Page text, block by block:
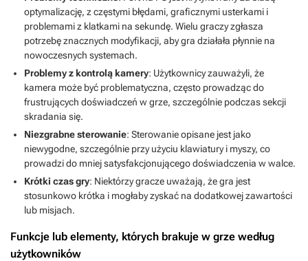
optymalizację, z częstymi błędami, graficznymi usterkami i
problemami z klatkami na sekundę. Wielu graczy zgłasza
potrzebę znacznych modyfikacji, aby gra działała płynnie na
nowoczesnych systemach.
Problemy z kontrolą kamery: Użytkownicy zauważyli, że
kamera może być problematyczna, często prowadząc do
frustrujących doświadczeń w grze, szczególnie podczas sekcji
skradania się.
Niezgrabne sterowanie: Sterowanie opisane jest jako
niewygodne, szczególnie przy użyciu klawiatury i myszy, co
prowadzi do mniej satysfakcjonującego doświadczenia w walce.
Krótki czas gry: Niektórzy gracze uważają, że gra jest
stosunkowo krótka i mogłaby zyskać na dodatkowej zawartości
lub misjach.
Funkcje lub elementy, których brakuje w grze według
użytkowników